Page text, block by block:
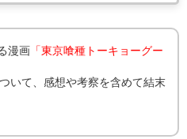
漫画 「東京喰種トーキョーグー
いて、感想や考察を含めて結末